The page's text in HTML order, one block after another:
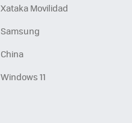
Xataka Movilidad
Samsung
China
Windows 11